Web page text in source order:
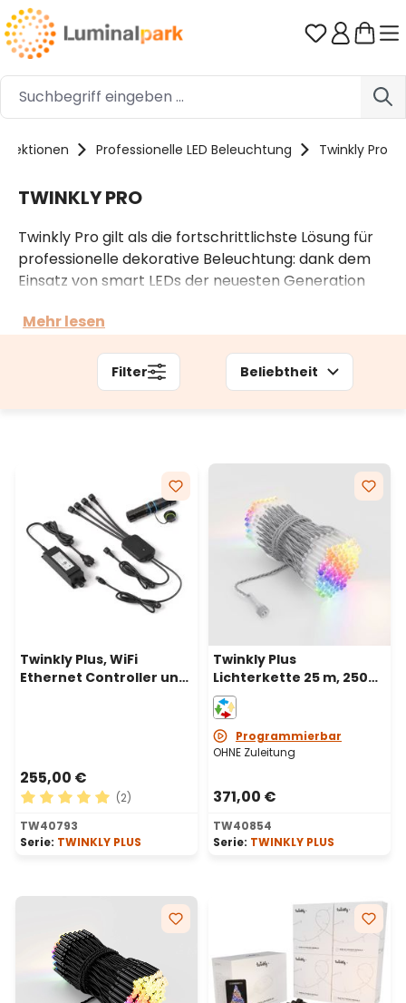
Zum Hauptinhalt springen Du hast 0
Professionelle LED Beleuchtung Twinkly Pro
TWINKLY PRO
Twinkly Pro gilt als die fortschrittlichste Lösung für
professionelle dekorative Beleuchtung: dank dem
Einsatz von smart LEDs der neuesten Generation
Smartphones können spektakuläre Lichtszenen
Mehr lesen
Filter Beliebtheit
Twinkly Plus, WiFi
Ethernet Controller und
255,00 €
Durchschnittliche Bewertung von 5 von 5 Sternen
(2)
TW40793
Serie: TWINKLY PLUS
Twinkly Plus
Lichterkette 25 m, 250
PixelLEDs, RGB und
warmweiß,
transparentes Kabel
Programmierbar
OHNE Zuleitung
371,00 €
TW40854
Serie: TWINKLY PLUS